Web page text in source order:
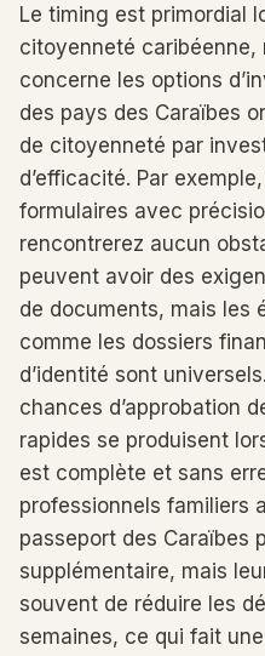
Le timing est primordial
citoyenneté caribéenne,
concerne les options
des pays des Caraïbes
de citoyenneté par
d’efficacité. Par
formulaires avec
rencontrerez aucun
peuvent avoir des
de documents, mais les
comme les dossiers
d’identité sont
chances d’approbation
rapides se produisent
est complète et sans
professionnels familiers
passeport des Caraïbes
supplémentaire, mais
souvent de réduire les
semaines, ce qui fait